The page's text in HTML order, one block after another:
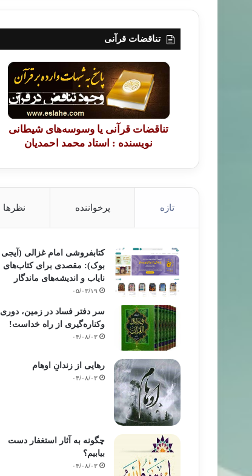
تناقضات قرآنی
تناقضات قرآنی یا وسوسه‌های شیطانی
نویسنده : استاد محمد احمدیان
تازه پرخواننده نظرها
کتابفروشی امام غزالی (آیجی
بوک): مقصدی برای کتاب‌های
نایاب و اندیشه‌های ماندگار
۰۵/۰۳/۱۹
سر دفتر فساد در زمین‌، دوری
وکناره‌گیری از راه خداست‌!
۰۴/۰۸/۰۳
رهایی از زندانِ اوهام
۰۴/۰۸/۰۳
چگونه به آثار استغفار دست
بیابیم؟
۰۴/۰۸/۰۳